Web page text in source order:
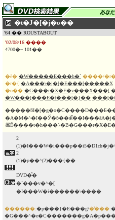
�t�J�[�j�o��
'64 �� ROUSTABOUT
'02/08/16 ����
4700�~ 101��
�ē�:�W�����E���b�` ����/
�r�{:�A���\�j�[�E���[�����X
�o��:�G���r�X�E�v���X���[
�W���[���E�t���[�}��
2
2
(1)�p��^(2)���{��
DVD�̂�
�`���v�^�[
�I���W�i������\����
������:�p���}�E���g/�̔���: